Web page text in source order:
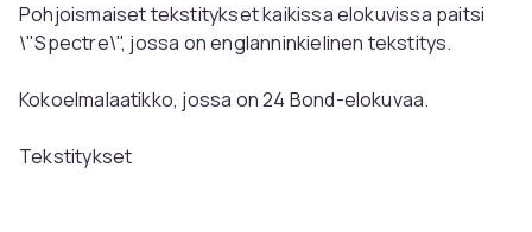
Pohjoismaiset tekstitykset kaikissa elokuvissa paitsi
\"Spectre\", jossa on englanninkielinen tekstitys.
Kokoelmalaatikko, jossa on 24 Bond-elokuvaa.
Tekstitykset